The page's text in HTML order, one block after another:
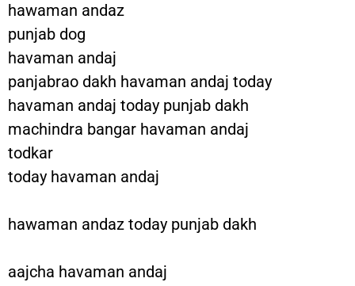
hawaman andaz
punjab dog
havaman andaj
panjabrao dakh havaman andaj today
havaman andaj today punjab dakh
machindra bangar havaman andaj
todkar
today havaman andaj
hawaman andaz today punjab dakh
aajcha havaman andaj